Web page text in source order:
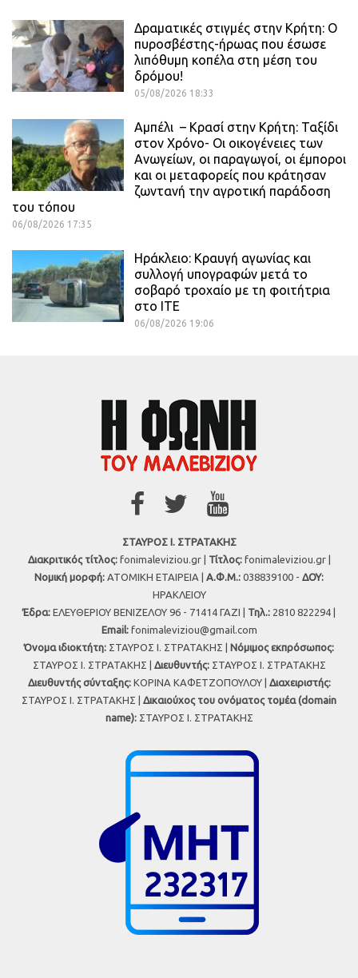
Δραματικές στιγμές στην Κρήτη: Ο
πυροσβέστης-ήρωας που έσωσε
λιπόθυμη κοπέλα στη μέση του
δρόμου!
05/08/2026 18:33
Αμπέλι – Κρασί στην Κρήτη: Ταξίδι
στον Χρόνο- Οι οικογένειες των
Ανωγείων, οι παραγωγοί, οι έμποροι
και οι μεταφορείς που κράτησαν
ζωντανή την αγροτική παράδοση
του τόπου
06/08/2026 17:35
Ηράκλειο: Κραυγή αγωνίας και
συλλογή υπογραφών μετά το
σοβαρό τροχαίο με τη φοιτήτρια
στο ΙΤΕ
06/08/2026 19:06
ΣΤΑΥΡΟΣ Ι. ΣΤΡΑΤΑΚΗΣ
Διακριτικός τίτλος:fonimaleviziou.gr | Τίτλος:fonimaleviziou.gr |
Νομική μορφή: ΑΤΟΜΙΚΗ ΕΤΑΙΡΕΙΑ | Α.Φ.Μ.: 038839100 - ΔΟΥ:
ΗΡΑΚΛΕΙΟΥ
Έδρα: ΕΛΕΥΘΕΡΙΟΥ ΒΕΝΙΖΕΛΟΥ 96 - 71414 ΓΑΖΙ | Τηλ.: 2810 822294 |
Εmail: fonimaleviziou@gmail.com
Όνομα ιδιοκτήτη: ΣΤΑΥΡΟΣ Ι. ΣΤΡΑΤΑΚΗΣ | Νόμιμος εκπρόσωπος:
ΣΤΑΥΡΟΣ Ι. ΣΤΡΑΤΑΚΗΣ | Διευθυντής:ΣΤΑΥΡΟΣ Ι. ΣΤΡΑΤΑΚΗΣ
Διευθυντής σύνταξης:ΚΟΡΙΝΑ ΚΑΦΕΤΖΟΠΟΥΛΟΥ | Διαχειριστής:
ΣΤΑΥΡΟΣ Ι. ΣΤΡΑΤΑΚΗΣ | Δικαιούχος του ονόματος τομέα (domain
name):ΣΤΑΥΡΟΣ Ι. ΣΤΡΑΤΑΚΗΣ